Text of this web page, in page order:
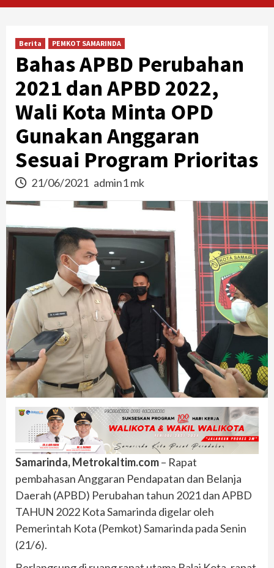
Berita PEMKOT SAMARINDA
Bahas APBD Perubahan
2021 dan APBD 2022,
Wali Kota Minta OPD
Gunakan Anggaran
Sesuai Program Prioritas
21/06/2021 admin1 mk
Samarinda, Metrokaltim.com– Rapat
pembahasan Anggaran Pendapatan dan Belanja
Daerah (APBD) Perubahan tahun 2021 dan APBD
TAHUN 2022 Kota Samarinda digelar oleh
Pemerintah Kota (Pemkot) Samarinda pada Senin
(21/6).